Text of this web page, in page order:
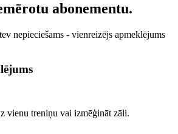
abonementu.
nepieciešams - vienreizējs apmeklējums
vienu treniņu vai izmēģināt zāli.